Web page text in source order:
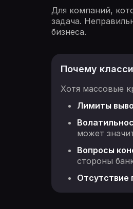
Для компаний,
задача.
бизнеса.
Почему
Хотя массовые
Лимиты
может
Вопросы
стороны
Отсутствие